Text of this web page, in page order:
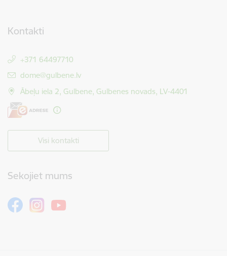
Kontakti
+371 64497710
E-pasts:
dome@gulbene.lv
Ābeļu iela 2, Gulbene, Gulbenes novads, LV-4401
Visi kontakti
Sekojiet mums